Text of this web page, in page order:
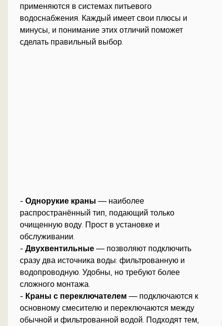
применяются в системах питьевого
водоснабжения. Каждый имеет свои плюсы и
минусы, и понимание этих отличий поможет
сделать правильный выбор.
-Однорукие краны — наиболее
распространённый тип, подающий только
очищенную воду. Прост в установке и
обслуживании.
-Двухвентильные — позволяют подключить
сразу два источника воды: фильтрованную и
водопроводную. Удобны, но требуют более
сложного монтажа.
- Краны с переключателем — подключаются к
основному смесителю и переключаются между
обычной и фильтрованной водой. Подходят тем,